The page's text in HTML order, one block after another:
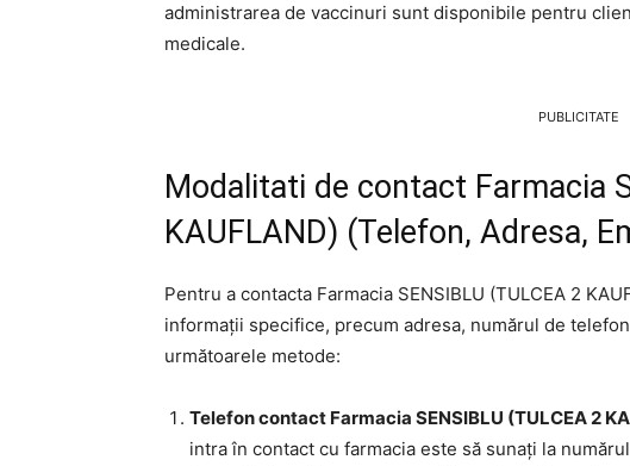
administrarea de vaccinuri sunt disponibile pentru
medicale.
PUBLICITATE
Modalitati de contact Farmacia
KAUFLAND) (Telefon, Adresa,
Pentru a contacta Farmacia SENSIBLU (TULCEA 2
informații specifice, precum adresa, numărul de
următoarele metode:
Telefon contact Farmacia SENSIBLU (TULCEA 2
intra în contact cu farmacia este să sunați la